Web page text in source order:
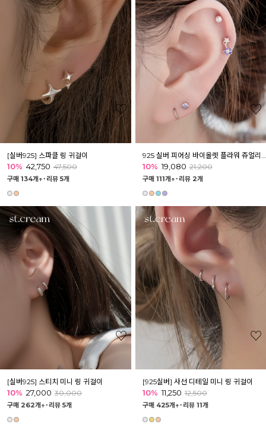
[실버925] 스파클 링 귀걸이
10% 42,750 47,500
구매 134개↑˙ 리뷰 5개
10% 19,080 21,200
구매 111개↑˙ 리뷰 2개
[실버925] 스티치 미니 링 귀걸이
10% 27,000 30,000
구매 262개↑˙ 리뷰 5개
[925실버] 사선 디테일 미니 링 귀걸이
10% 11,250 12,500
구매 425개↑˙ 리뷰 11개